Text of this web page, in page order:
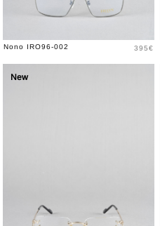
Nono IRO96-002 Prix
395€
New